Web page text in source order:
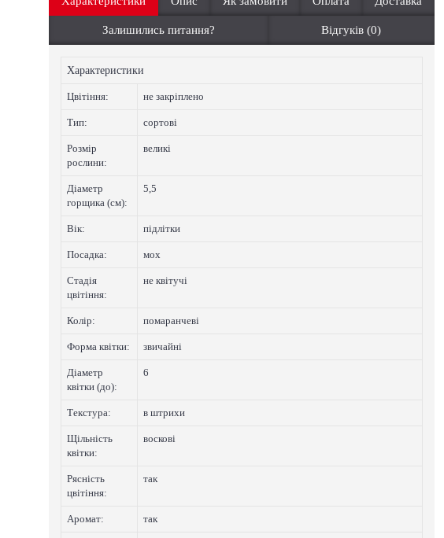
Залишились питання? Відгуків (0)
Характеристики
Цвiтiння: не закріплено
Тип: сортові
Розмір
рослини:
великі
Діаметр
горщика (см):
5,5
Вік: підлітки
Посадка: мох
Стадія
цвітіння:
не квітучі
Колip: помаранчеві
Форма квітки: звичайні
Діаметр
квітки (до):
6
Текстура: в штрихи
Щільність
квітки:
восковi
Рясність
цвітіння:
так
Аромат: так